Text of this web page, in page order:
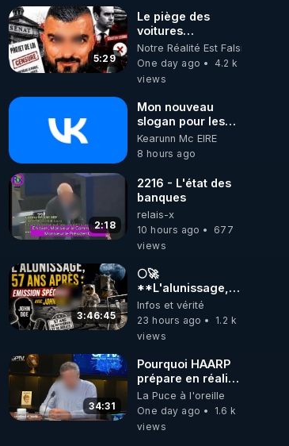
5:29
Le piège des
voitures
électriques se
referme sur les
usagers !
Notre Réalité Est Falsifiée Et
One day ago
4.2 k
views
Mon nouveau
slogan pour les
abonnés (es) de
CrowdBunker :
"La gratuité, c'est
pour vous. Le
travail, c'est pour
nous (pour moi,
c'est un hobby).
"Bienve-nue à
toutes les
bienvenue aux
messieurs qui ont
réussi à trouver la
chaîne tout
seuls."😁😁😁😁
https://vk.ru/id691709867
Ma chaine X:
https://x.com/
Ma chaine
Odysee:
Kearunn Mc EIRE
8 hours ago
2:18
2216 - L'état des
banques
relais-x
10 hours ago
677
views
3:46:45
🌕🚀
**L'alunissage,
57 ans après :
Émission spéciale
avec John Doe
Infos et vérité
23 hours ago
1.2 k
views
34:31
Pourquoi HAARP
prépare en réalité
un CHAOS
climatique, on
répond
La Puce à l'oreille
One day ago
1.6 k
views